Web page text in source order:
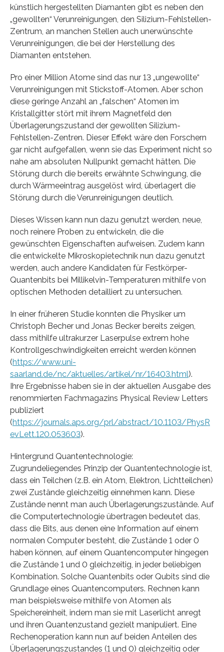
künstlich hergestellten Diamanten gibt es neben den
„gewollten“ Verunreinigungen, den Silizium-Fehlstellen-
Zentrum, an manchen Stellen auch unerwünschte
Verunreinigungen, die bei der Herstellung des
Diamanten entstehen.
Pro einer Million Atome sind das nur 13 „ungewollte“
Verunreinigungen mit Stickstoff-Atomen. Aber schon
diese geringe Anzahl an „falschen“ Atomen im
Kristallgitter stört mit ihrem Magnetfeld den
Überlagerungszustand der gewollten Silizium-
Fehlstellen-Zentren. Dieser Effekt wäre den Forschern
gar nicht aufgefallen, wenn sie das Experiment nicht so
nahe am absoluten Nullpunkt gemacht hätten. Die
Störung durch die bereits erwähnte Schwingung, die
durch Wärmeeintrag ausgelöst wird, überlagert die
Störung durch die Verunreinigungen deutlich.
Dieses Wissen kann nun dazu genutzt werden, neue,
noch reinere Proben zu entwickeln, die die
gewünschten Eigenschaften aufweisen. Zudem kann
die entwickelte Mikroskopietechnik nun dazu genutzt
werden, auch andere Kandidaten für Festkörper-
Quantenbits bei Millikelvin-Temperaturen mithilfe von
optischen Methoden detailliert zu untersuchen.
In einer früheren Studie konnten die Physiker um
Christoph Becher und Jonas Becker bereits zeigen,
dass mithilfe ultrakurzer Laserpulse extrem hohe
Kontrollgeschwindigkeiten erreicht werden können
(https://www.uni-
saarland.de/nc/aktuelles/artikel/nr/16403.html).
Ihre Ergebnisse haben sie in der aktuellen Ausgabe des
renommierten Fachmagazins Physical Review Letters
publiziert
(https://journals.aps.org/prl/abstract/10.1103/PhysR
evLett.120.053603).
Hintergrund Quantentechnologie:
Zugrundeliegendes Prinzip der Quantentechnologie ist,
dass ein Teilchen (z.B. ein Atom, Elektron, Lichtteilchen)
zwei Zustände gleichzeitig einnehmen kann. Diese
Zustände nennt man auch Überlagerungszustände. Auf
die Computertechnologie übertragen bedeutet das,
dass die Bits, aus denen eine Information auf einem
normalen Computer besteht, die Zustände 1 oder 0
haben können, auf einem Quantencomputer hingegen
die Zustände 1 und 0 gleichzeitig, in jeder beliebigen
Kombination. Solche Quantenbits oder Qubits sind die
Grundlage eines Quantencomputers. Rechnen kann
man beispielsweise mithilfe von Atomen als
Speichereinheit, indem man sie mit Laserlicht anregt
und ihren Quantenzustand gezielt manipuliert. Eine
Rechenoperation kann nun auf beiden Anteilen des
Überlagerungszustandes (1 und 0) gleichzeitig oder